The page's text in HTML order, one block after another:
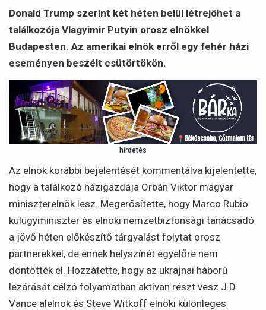
Donald Trump szerint két héten belül létrejöhet a
találkozója Vlagyimir Putyin orosz elnökkel
Budapesten. Az amerikai elnök erről egy fehér házi
eseményen beszélt csütörtökön.
hirdetés
Az elnök korábbi bejelentését kommentálva kijelentette,
hogy a találkozó házigazdája Orbán Viktor magyar
miniszterelnök lesz. Megerősítette, hogy Marco Rubio
külügyminiszter és elnöki nemzetbiztonsági tanácsadó
a jövő héten előkészítő tárgyalást folytat orosz
partnerekkel, de ennek helyszínét egyelőre nem
döntötték el. Hozzátette, hogy az ukrajnai háború
lezárását célzó folyamatban aktívan részt vesz J.D.
Vance alelnök és Steve Witkoff elnöki különleges